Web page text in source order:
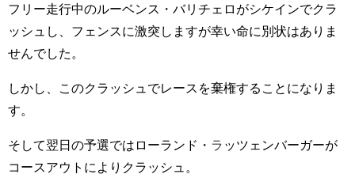
フリー走行中のルーベンス・バリチェロがシケインでクラ
ッシュし、フェンスに激突しますが幸い命に別状はありま
せんでした。
しかし、このクラッシュでレースを棄権することになりま
す。
そして翌日の予選ではローランド・ ラ ッツェンバーガーが
コースアウトによりクラッシュ。